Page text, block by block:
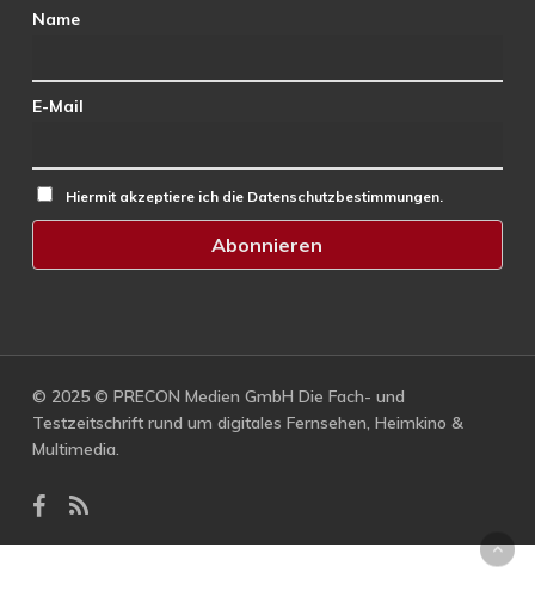
Name
E-Mail
Hiermit akzeptiere ich die Datenschutzbestimmungen.
© 2025 © PRECON Medien GmbH Die Fach- und
Testzeitschrift rund um digitales Fernsehen, Heimkino &
Multimedia.
facebook
RSS